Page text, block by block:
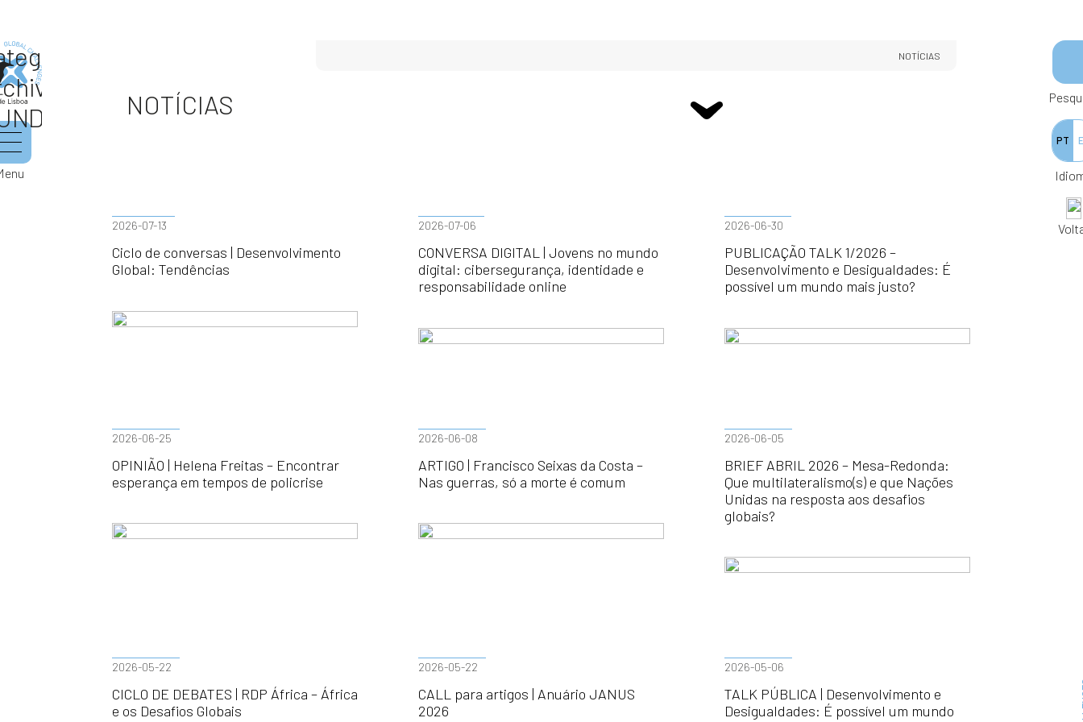
NOTÍCIAS
NOTÍCIAS
2026-07-13
Ciclo de conversas | Desenvolvimento
Global: Tendências
2026-07-06
CONVERSA DIGITAL | Jovens no mundo
digital: cibersegurança, identidade e
responsabilidade online
2026-06-30
PUBLICAÇÃO TALK 1/2026 –
Desenvolvimento e Desigualdades: É
possível um mundo mais justo?
2026-06-25
OPINIÃO | Helena Freitas – Encontrar
esperança em tempos de policrise
2026-06-08
ARTIGO | Francisco Seixas da Costa –
Nas guerras, só a morte é comum
2026-06-05
BRIEF ABRIL 2026 – Mesa-Redonda:
Que multilateralismo(s) e que Nações
Unidas na resposta aos desafios
globais?
2026-05-22
CICLO DE DEBATES | RDP África – África
e os Desafios Globais
2026-05-22
CALL para artigos | Anuário JANUS
2026
2026-05-06
TALK PÚBLICA | Desenvolvimento e
Desigualdades: É possível um mundo
PT